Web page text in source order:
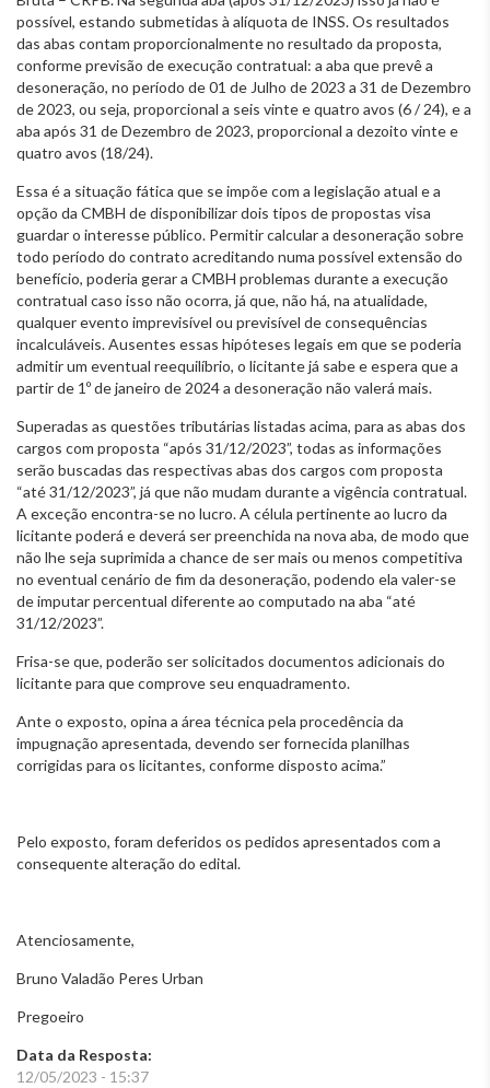
possível, estando submetidas à alíquota de INSS. Os resultados
das abas contam proporcionalmente no resultado da proposta,
conforme previsão de execução contratual: a aba que prevê a
desoneração, no período de 01 de Julho de 2023 a 31 de Dezembro
de 2023, ou seja, proporcional a seis vinte e quatro avos (6 / 24), e a
aba após 31 de Dezembro de 2023, proporcional a dezoito vinte e
quatro avos (18/24).
Essa é a situação fática que se impõe com a legislação atual e a
opção da CMBH de disponibilizar dois tipos de propostas visa
guardar o interesse público. Permitir calcular a desoneração sobre
todo período do contrato acreditando numa possível extensão do
benefício, poderia gerar a CMBH problemas durante a execução
contratual caso isso não ocorra, já que, não há, na atualidade,
qualquer evento imprevisível ou previsível de consequências
incalculáveis. Ausentes essas hipóteses legais em que se poderia
admitir um eventual reequilíbrio, o licitante já sabe e espera que a
partir de 1º de janeiro de 2024 a desoneração não valerá mais.
Superadas as questões tributárias listadas acima, para as abas dos
cargos com proposta “após 31/12/2023”, todas as informações
serão buscadas das respectivas abas dos cargos com proposta
“até 31/12/2023”, já que não mudam durante a vigência contratual.
A exceção encontra-se no lucro. A célula pertinente ao lucro da
licitante poderá e deverá ser preenchida na nova aba, de modo que
não lhe seja suprimida a chance de ser mais ou menos competitiva
no eventual cenário de fim da desoneração, podendo ela valer-se
de imputar percentual diferente ao computado na aba “até
31/12/2023”.
Frisa-se que, poderão ser solicitados documentos adicionais do
licitante para que comprove seu enquadramento.
Ante o exposto, opina a área técnica pela procedência da
impugnação apresentada, devendo ser fornecida planilhas
corrigidas para os licitantes, conforme disposto acima.”
Pelo exposto, foram deferidos os pedidos apresentados com a
consequente alteração do edital.
Atenciosamente,
Bruno Valadão Peres Urban
Pregoeiro
Data da Resposta:
12/05/2023 - 15:37